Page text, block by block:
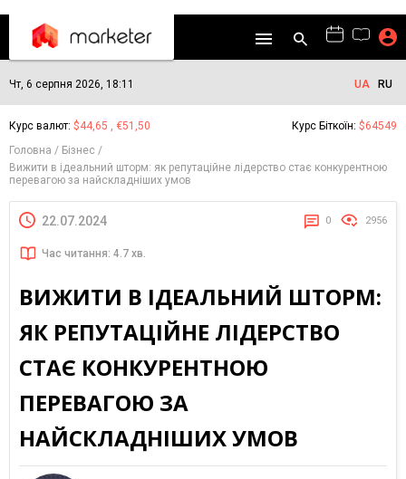
Чт, 6 серпня 2026, 18:11 UA RU
Курс валют: $44,65 , €51,50 Курс Біткоїн: $64549
Головна
Бізнес
Вижити в ідеальний шторм: як репутаційне лідерство стає конкурентною
перевагою за найскладніших умов
22.07.2024 0 2956
Час читання: 4.7 хв.
ВИЖИТИ В ІДЕАЛЬНИЙ ШТОРМ:
ЯК РЕПУТАЦІЙНЕ ЛІДЕРСТВО
СТАЄ КОНКУРЕНТНОЮ
ПЕРЕВАГОЮ ЗА
НАЙСКЛАДНІШИХ УМОВ